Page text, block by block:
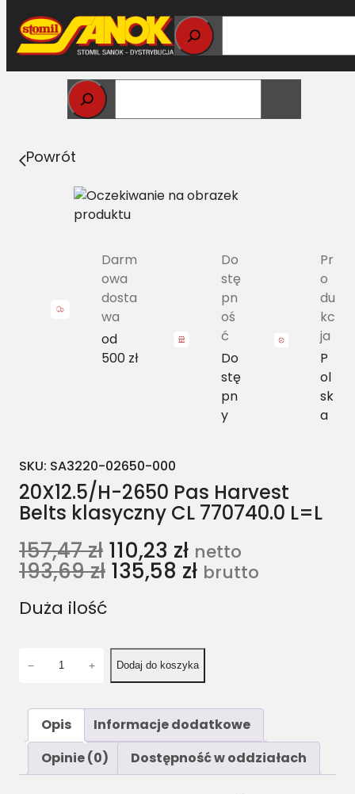
Przejdź
do
treści
Strona główna>
Belts klasyczny CL 770740.0 L=L
Powrót
Darm
owa
dosta
wa
od
500 zł
Do
stę
pn
oś
ć
Do
stę
pn
y
Pr
o
du
kc
ja
P
ol
sk
a
SKU: SA3220-02650-000
20X12.5/H-2650 Pas Harvest
Belts klasyczny CL 770740.0 L=L
157,47zł 110,23 zł netto
193,69zł 135,58 zł brutto
Duża ilość
0
− + Dodaj do koszyka
Opis
Informacje dodatkowe
Opinie (0)
Dostępność w oddziałach